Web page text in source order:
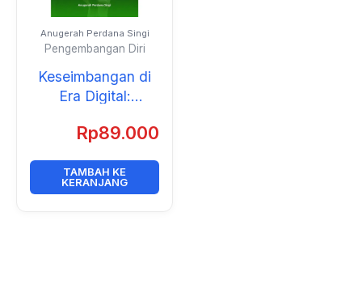
Anugerah Perdana Singi
Pengembangan Diri
Keseimbangan di
Era Digital:
Bahagia Tidak
Internet
Rp89.000
TAMBAH KE
KERANJANG